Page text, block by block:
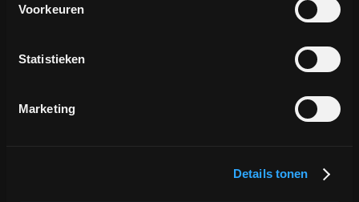
Voorkeuren
Statistieken
Marketing
Details tonen